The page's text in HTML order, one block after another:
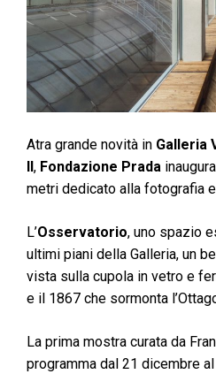
Atra grande novità in Galleria
, Fondazione Prada
metri dedicato alla fotografia
L’Osservatorio, uno spazio
ultimi piani della Galleria, un
vista sulla cupola in vetro e
e il 1867 che sormonta
La prima mostra curata da
programma dal 21 dicembre